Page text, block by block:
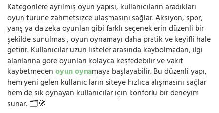
Kategorilere ayrılmış oyun yapısı, kullanıcıların aradıkları
oyun türüne zahmetsizce ulaşmasını sağlar. Aksiyon, spor,
yarış ya da zeka oyunları gibi farklı seçeneklerin düzenli bir
şekilde sunulması, oyun oynamayı daha pratik ve keyifli hale
getirir. Kullanıcılar uzun listeler arasında kaybolmadan, ilgi
alanlarına göre oyunları kolayca keşfedebilir ve vakit
kaybetmedenoyun oynamaya başlayabilir. Bu düzenli yapı,
hem yeni gelen kullanıcıların siteye hızlıca alışmasını sağlar
hem de sık oynayan kullanıcılar için konforlu bir deneyim
sunar. 🗂️🧭